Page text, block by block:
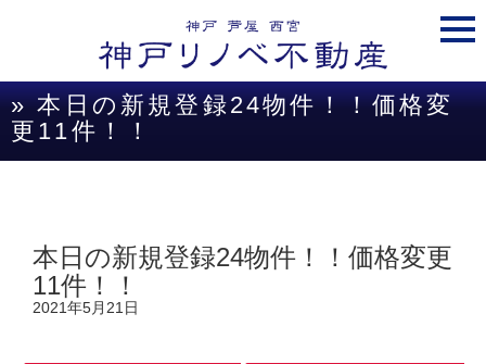
» 本日の新規登録24物件！！価格変
更11件！！
本日の新規登録24物件！！価格変更
11件！！
2021年5月21日